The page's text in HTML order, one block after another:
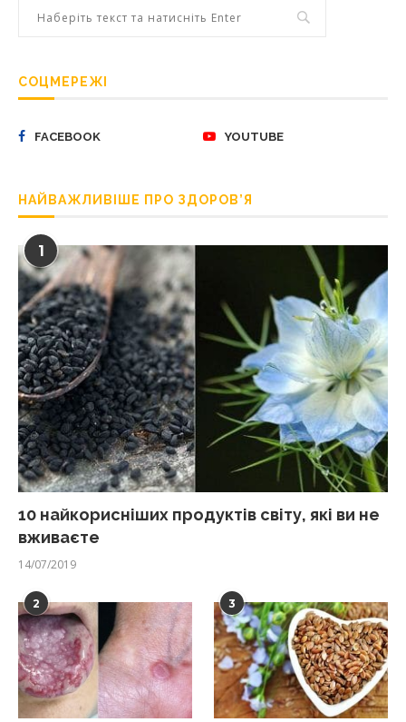
СОЦМЕРЕЖІ
FACEBOOK YOUTUBE
НАЙВАЖЛИВІШЕ ПРО ЗДОРОВ’Я
1
10 найкорисніших продуктів світу, які ви не
вживаєте
14/07/2019
2 3